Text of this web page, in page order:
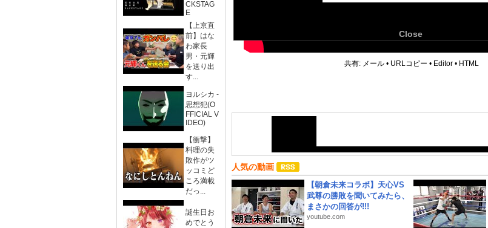
CKSTAG
E
【上京直
前】はな
わ家長
男・元輝
を送り出
す...
ヨルシカ -
思想犯(O
FFICIAL V
IDEO)
【衝撃】
料理の失
敗作がツ
ッコミど
ころ満載
だっ...
誕生日お
めでとう
Close
共有: メール • URLコピー • Editor • HTML
人気の動画
【朝倉未来コラボ】天心VS
武尊の勝敗を聞いてみたら、
まさかの回答が!!!
youtube.com